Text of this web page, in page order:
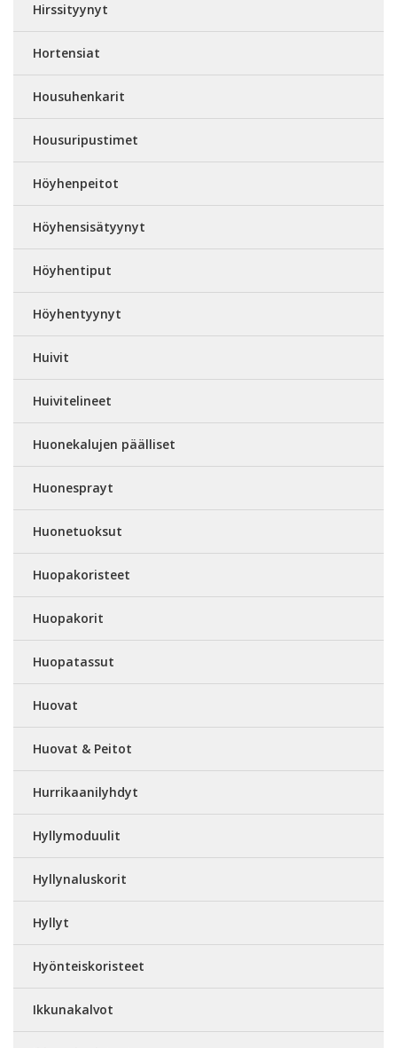
Hirssityynyt
Hortensiat
Housuhenkarit
Housuripustimet
Höyhenpeitot
Höyhensisätyynyt
Höyhentiput
Höyhentyynyt
Huivit
Huivitelineet
Huonekalujen päälliset
Huonesprayt
Huonetuoksut
Huopakoristeet
Huopakorit
Huopatassut
Huovat
Huovat & Peitot
Hurrikaanilyhdyt
Hyllymoduulit
Hyllynaluskorit
Hyllyt
Hyönteiskoristeet
Ikkunakalvot